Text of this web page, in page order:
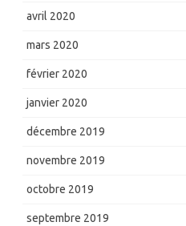
avril 2020
mars 2020
février 2020
janvier 2020
décembre 2019
novembre 2019
octobre 2019
septembre 2019